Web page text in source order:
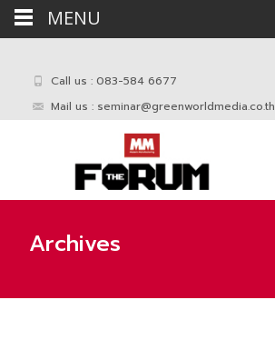
Call us : 083-584 6677
Mail us : seminar@greenworldmedia.co.th
Archives
MENU